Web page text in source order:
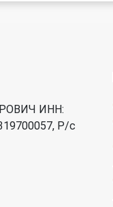
ИНН:
Р/c